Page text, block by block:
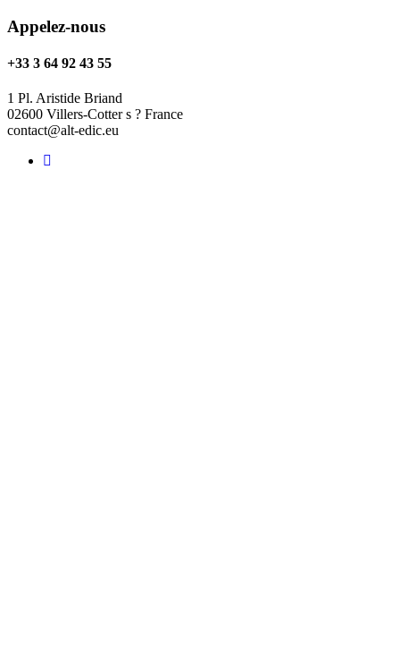
Appelez-nous
+33 3 64 92 43 55
1 Pl. Aristide Briand
02600 Villers-Cotter s ? France
contact@alt-edic.eu